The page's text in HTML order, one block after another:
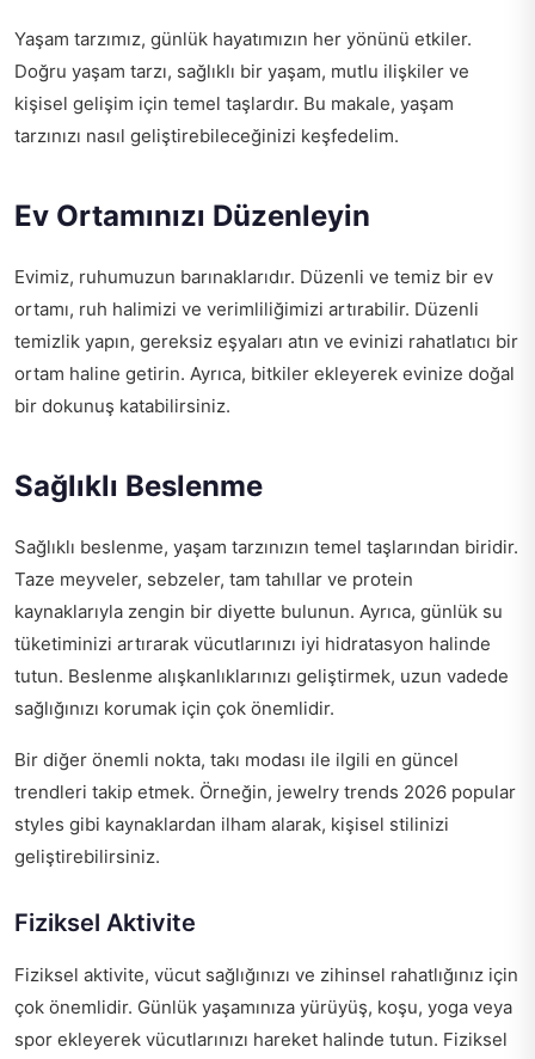
Yaşam tarzımız, günlük hayatımızın her yönünü etkiler.
Doğru yaşam tarzı, sağlıklı bir yaşam, mutlu ilişkiler ve
kişisel gelişim için temel taşlardır. Bu makale, yaşam
tarzınızı nasıl geliştirebileceğinizi keşfedelim.
Ev Ortamınızı Düzenleyin
Evimiz, ruhumuzun barınaklarıdır. Düzenli ve temiz bir ev
ortamı, ruh halimizi ve verimliliğimizi artırabilir. Düzenli
temizlik yapın, gereksiz eşyaları atın ve evinizi rahatlatıcı bir
ortam haline getirin. Ayrıca, bitkiler ekleyerek evinize doğal
bir dokunuş katabilirsiniz.
Sağlıklı Beslenme
Sağlıklı beslenme, yaşam tarzınızın temel taşlarından biridir.
Taze meyveler, sebzeler, tam tahıllar ve protein
kaynaklarıyla zengin bir diyette bulunun. Ayrıca, günlük su
tüketiminizi artırarak vücutlarınızı iyi hidratasyon halinde
tutun. Beslenme alışkanlıklarınızı geliştirmek, uzun vadede
sağlığınızı korumak için çok önemlidir.
Bir diğer önemli nokta, takı modası ile ilgili en güncel
trendleri takip etmek. Örneğin, jewelry trends 2026 popular
styles gibi kaynaklardan ilham alarak, kişisel stilinizi
geliştirebilirsiniz.
Fiziksel Aktivite
Fiziksel aktivite, vücut sağlığınızı ve zihinsel rahatlığınız için
çok önemlidir. Günlük yaşamınıza yürüyüş, koşu, yoga veya
spor ekleyerek vücutlarınızı hareket halinde tutun. Fiziksel